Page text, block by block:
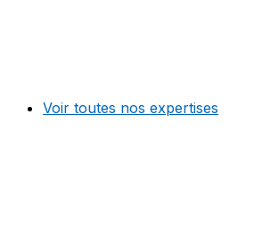
Voir toutes nos expertises